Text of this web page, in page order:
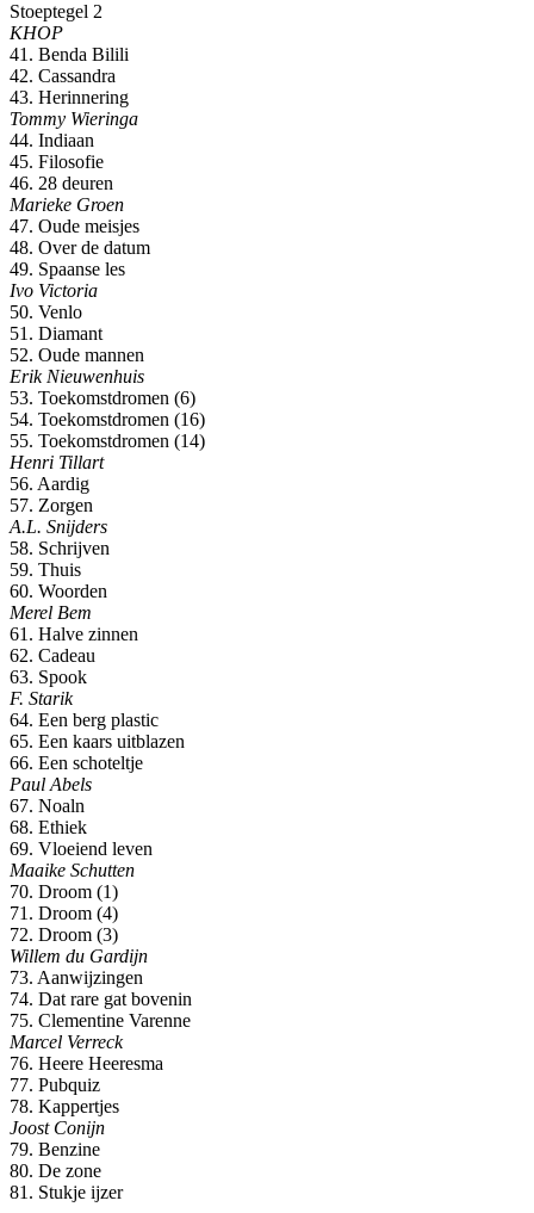
Stoeptegel 2
KHOP
41. Benda Bilili
42. Cassandra
43. Herinnering
Tommy Wieringa
44. Indiaan
45. Filosofie
46. 28 deuren
Marieke Groen
47. Oude meisjes
48. Over de datum
49. Spaanse les
Ivo Victoria
50. Venlo
51. Diamant
52. Oude mannen
Erik Nieuwenhuis
53. Toekomstdromen (6)
54. Toekomstdromen (16)
55. Toekomstdromen (14)
Henri Tillart
56. Aardig
57. Zorgen
A.L. Snijders
58. Schrijven
59. Thuis
60. Woorden
Merel Bem
61. Halve zinnen
62. Cadeau
63. Spook
F. Starik
64. Een berg plastic
65. Een kaars uitblazen
66. Een schoteltje
Paul Abels
67. Noaln
68. Ethiek
69. Vloeiend leven
Maaike Schutten
70. Droom (1)
71. Droom (4)
72. Droom (3)
Willem du Gardijn
73. Aanwijzingen
74. Dat rare gat bovenin
75. Clementine Varenne
Marcel Verreck
76. Heere Heeresma
77. Pubquiz
78. Kappertjes
Joost Conijn
79. Benzine
80. De zone
81. Stukje ijzer